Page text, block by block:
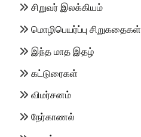
சிறுவர் இலக்கியம்
மொழிபெயர்ப்பு சிறுகதைகள்
இந்த மாத இதழ்
கட்டுரைகள்
விமர்சனம்
நேர்காணல்